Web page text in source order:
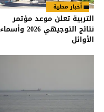
أخبار محلية
التربية تعلن موعد مؤتمر
نتائج التوجيهي 2026 وأسماء
الأوائل